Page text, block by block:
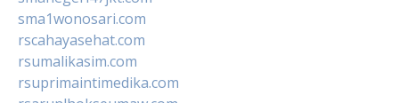
sma1wonosari.com
rscahayasehat.com
rsumalikasim.com
rsuprimaintimedika.com